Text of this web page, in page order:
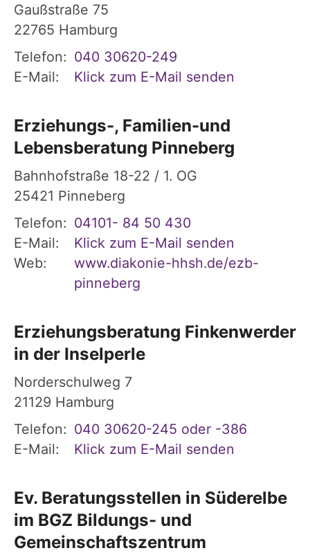
Gaußstraße 75
22765 Hamburg
Telefon: 040 30620-249
E-Mail:
Klick zum E-Mail senden
Erziehungs-, Familien-und
Lebensberatung Pinneberg
Bahnhofstraße 18-22 / 1. OG
25421 Pinneberg
Telefon: 04101- 84 50 430
E-Mail:
Klick zum E-Mail senden
Web:
www.diakonie-hhsh.de/ezb-
pinneberg
Erziehungsberatung Finkenwerder
in der Inselperle
Norderschulweg 7
21129 Hamburg
Telefon: 040 30620-245 oder -386
E-Mail:
Klick zum E-Mail senden
Ev. Beratungsstellen in Süderelbe
im BGZ Bildungs- und
Gemeinschaftszentrum